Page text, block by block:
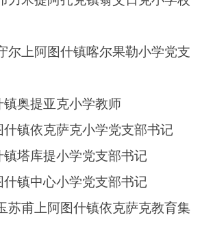
心幼儿园硝鲁克村分园党支
买提乡玛依丹小学党支部书
都克热木吐古买提乡中心幼儿
吐古买提乡依达良寄宿小学教